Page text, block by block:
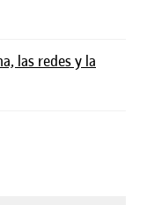
las redes y la